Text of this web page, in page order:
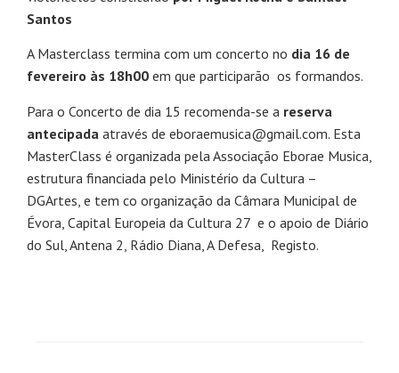
Santos
A Masterclass termina com um concerto no dia 16 de
fevereiro às 18h00 em que participarão os formandos.
Para o Concerto de dia 15 recomenda-se a reserva
antecipada através de eboraemusica@gmail.com. Esta
MasterClass é organizada pela Associação Eborae Musica,
estrutura financiada pelo Ministério da Cultura –
DGArtes , e tem co organização da Câmara Municipal de
Évora, Capital Europeia da Cultura 27 e o apoio de Diário
do Sul, Antena 2, Rádio Diana, A Defesa, Registo.